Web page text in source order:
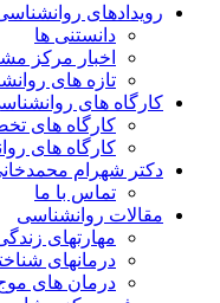
رویدادهای
دانستنی ها
اخبار مرکز
تازه های
کارگاه های
کارگاه های
کارگاه های
دکتر شهرام
تماس با ما
مقالات روانشناسی
مهارتهای
درمانهای
درمان های